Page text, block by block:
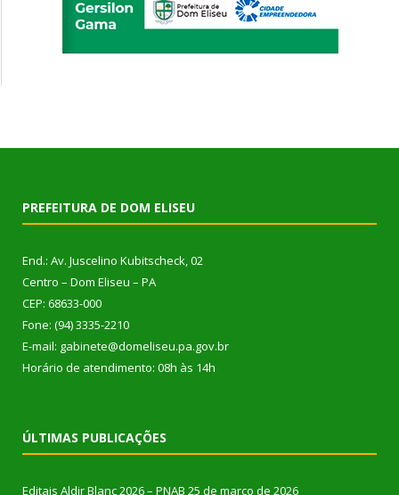
PREFEITURA DE DOM ELISEU
End.: Av. Juscelino Kubitscheck, 02
Centro – Dom Eliseu – PA
CEP: 68633-000
Fone: (94) 3335-2210
E-mail: gabinete@domeliseu.pa.gov.br
Horário de atendimento: 08h às 14h
ÚLTIMAS PUBLICAÇÕES
Editais Aldir Blanc 2026 – PNAB 25 de março de 2026